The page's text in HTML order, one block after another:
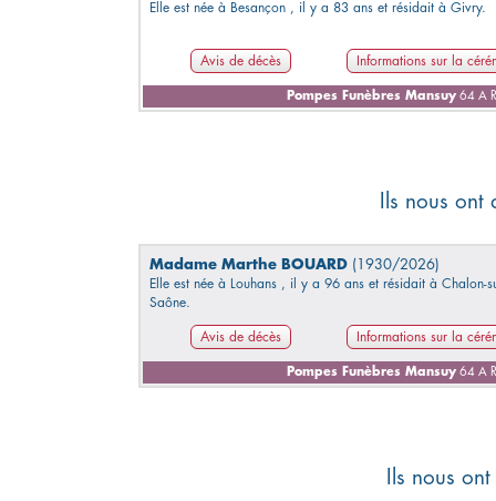
Elle est née à Besançon , il y a 83 ans et résidait à Givry.
Avis de décès Informations sur la
Pompes Funèbres Mansuy 64 A
Ils nous
Madame Marthe BOUARD (1930/2026)
Elle est née à Louhans , il y a 96 ans et résidait à Chalon-
Saône.
Avis de décès Informations sur la
Pompes Funèbres Mansuy 64 A
Ils nous